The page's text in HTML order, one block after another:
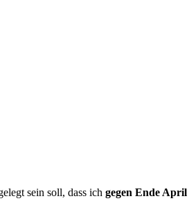
sein soll, dass ich gegen Ende April